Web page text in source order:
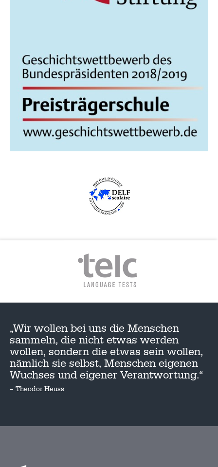
„Wir wollen bei uns die Menschen
sammeln, die nicht etwas werden
wollen, sondern die etwas sein wollen,
nämlich sie selbst, Menschen eigenen
Wuchses und eigener Verantwortung.“
– Theodor Heuss